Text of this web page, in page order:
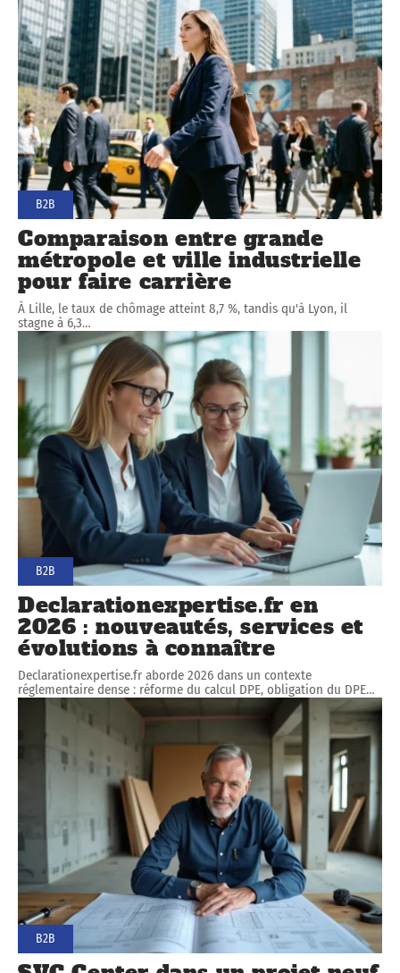
B2B
Comparaison entre grande
métropole et ville industrielle
pour faire carrière
À Lille, le taux de chômage atteint 8,7 %, tandis qu'à Lyon, il
stagne à 6,3…
B2B
Declarationexpertise.fr en
2026 : nouveautés, services et
évolutions à connaître
Declarationexpertise.fr aborde 2026 dans un contexte
réglementaire dense : réforme du calcul DPE, obligation du DPE…
B2B